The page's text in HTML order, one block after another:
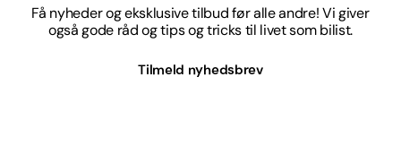
Få nyheder og eksklusive tilbud før alle andre! Vi giver
også gode råd og tips og tricks til livet som bilist.
Tilmeld nyhedsbrev